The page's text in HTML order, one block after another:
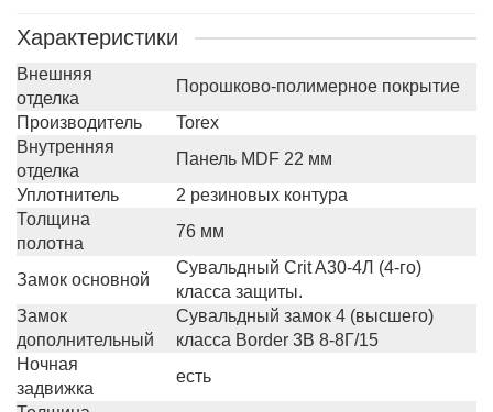
Характеристики
Внешняя
отделка
Порошково-полимерное покрытие
Производитель
Torex
Внутренняя
отделка
Панель MDF 22 мм
Уплотнитель
2 резиновых контура
Толщина
полотна
76 мм
Замок основной
Сувальдный Crit A30-4Л (4-го)
класса защиты.
Замок
дополнительный
Сувальдный замок 4 (высшего)
класса Border 3В 8-8Г/15
Ночная
задвижка
есть